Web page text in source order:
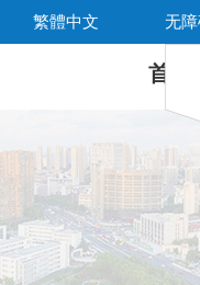
繁體中文 无
首 页